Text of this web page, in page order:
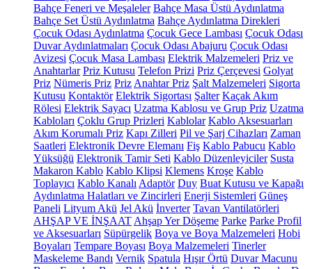
Bahçe Feneri ve Meşaleler Bahçe Masa Üstü Aydınlatma
Bahçe Set Üstü Aydınlatma Bahçe Aydınlatma Direkleri
Çocuk Odası Aydınlatma Çocuk Gece Lambası Çocuk Odası
Duvar Aydınlatmaları Çocuk Odası Abajuru Çocuk Odası
Avizesi Çocuk Masa Lambası Elektrik Malzemeleri Priz ve
Anahtarlar Priz Kutusu Telefon Prizi Priz Çerçevesi Golyat
Priz Nümeris Priz Priz Anahtar Priz Şalt Malzemeleri Sigorta
Kutusu Kontaktör Elektrik Sigortası Şalter Kaçak Akım
Rölesi Elektrik Sayacı Uzatma Kablosu ve Grup Priz Uzatma
Kabloları Çoklu Grup Prizleri Kablolar Kablo Aksesuarları
Akım Korumalı Priz Kapı Zilleri Pil ve Şarj Cihazları Zaman
Saatleri Elektronik Devre Elemanı Fiş Kablo Pabucu Kablo
Yüksüğü Elektronik Tamir Seti Kablo Düzenleyiciler Susta
Makaron Kablo Kablo Klipsi Klemens Kroşe Kablo
Toplayıcı Kablo Kanalı Adaptör Duy Buat Kutusu ve Kapağı
Aydınlatma Halatları ve Zincirleri Enerji Sistemleri Güneş
Paneli Lityum Akü Jel Akü İnverter Tavan Vantilatörleri
AHŞAP VE İNŞAAT Ahşap Yer Döşeme Parke Parke Profil
ve Aksesuarları Süpürgelik Boya ve Boya Malzemeleri Hobi
Boyaları Tempare Boyası Boya Malzemeleri Tinerler
Maskeleme Bandı Vernik Spatula Hışır Örtü Duvar Macunu